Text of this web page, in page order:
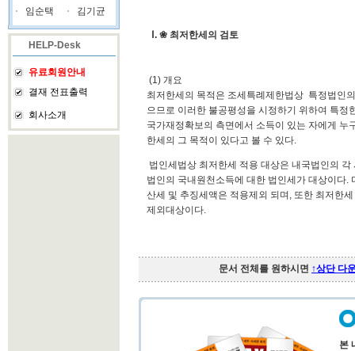
임순택
김기균
HELP-Desk
유료회원안내
결재 전표출력
회사소개
Ⅰ. ❀ 최저한세의 검토
(1) 개요
최저한세의 목적은 조세특례제한법상 특정법인
으므로 이러한 불공평성을 시정하기 위하여 특
국가재정확보의 측면에서 소득이 있는 자에게
한세의 그 목적이 있다고 볼 수 있다.
법인세법상 최저한세 적용 대상은 내국법인의
법인의 국내원천소득에 대한 법인세가 대상이다.
산세 및 추징세액은 적용제외 되며, 또한 최저한
제외대상이다.
문서 전체를 원하시면 ↑상단 다
본